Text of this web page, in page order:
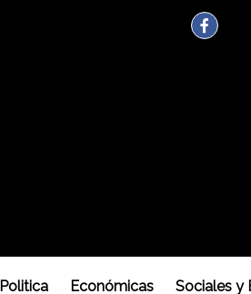
Politica Económicas Sociales y